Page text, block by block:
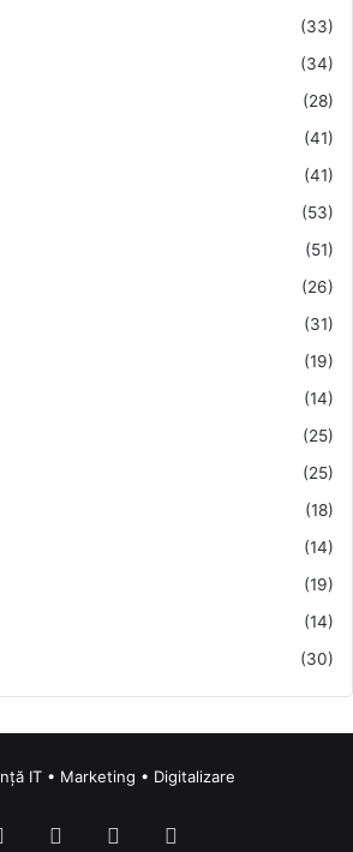
(33)
(34)
(28)
(41)
(41)
(53)
(51)
(26)
(31)
(19)
(14)
(25)
(25)
(18)
(14)
(19)
(14)
(30)
IT • Marketing • Digitalizare
FacebookLinkedInInstagram